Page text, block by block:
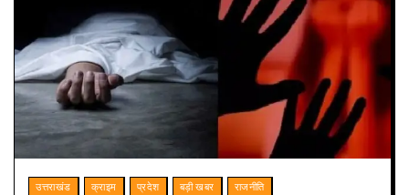
उत्तराखंड क्राइम प्रदेश बड़ी खबर राजनीति